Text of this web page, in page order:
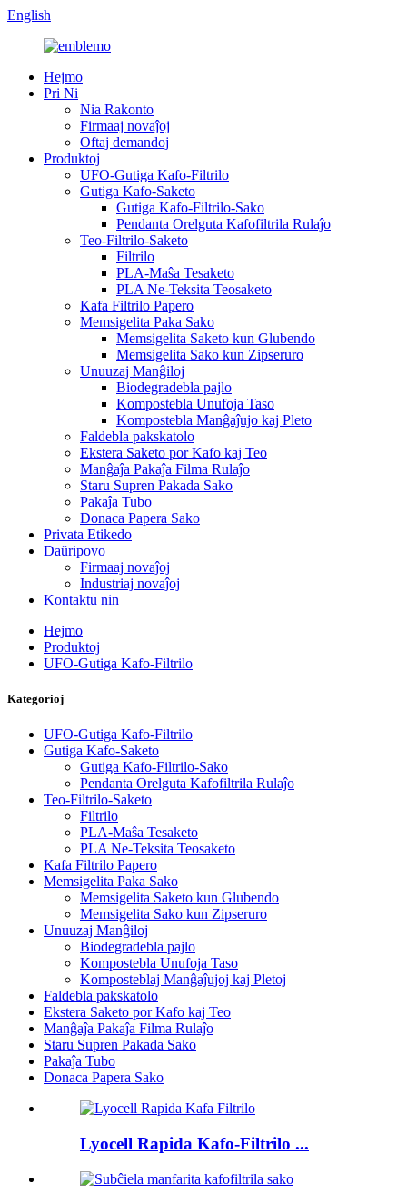
English
Hejmo
Pri Ni
Nia Rakonto
Firmaaj novaĵoj
Oftaj demandoj
Produktoj
UFO-Gutiga Kafo-Filtrilo
Gutiga Kafo-Saketo
Gutiga Kafo-Filtrilo-Sako
Pendanta Orelguta Kafofiltrila Rulaĵo
Teo-Filtrilo-Saketo
Filtrilo
PLA-Maŝa Tesaketo
PLA Ne-Teksita Teosaketo
Kafa Filtrilo Papero
Memsigelita Paka Sako
Memsigelita Saketo kun Glubendo
Memsigelita Sako kun Zipseruro
Unuuzaj Manĝiloj
Biodegradebla pajlo
Kompostebla Unufoja Taso
Kompostebla Manĝaĵujo kaj Pleto
Faldebla pakskatolo
Ekstera Saketo por Kafo kaj Teo
Manĝaĵa Pakaĵa Filma Rulaĵo
Staru Supren Pakada Sako
Pakaĵa Tubo
Donaca Papera Sako
Privata Etikedo
Daŭripovo
Firmaaj novaĵoj
Industriaj novaĵoj
Kontaktu nin
Hejmo
Produktoj
UFO-Gutiga Kafo-Filtrilo
Kategorioj
UFO-Gutiga Kafo-Filtrilo
Gutiga Kafo-Saketo
Gutiga Kafo-Filtrilo-Sako
Pendanta Orelguta Kafofiltrila Rulaĵo
Teo-Filtrilo-Saketo
Filtrilo
PLA-Maŝa Tesaketo
PLA Ne-Teksita Teosaketo
Kafa Filtrilo Papero
Memsigelita Paka Sako
Memsigelita Saketo kun Glubendo
Memsigelita Sako kun Zipseruro
Unuuzaj Manĝiloj
Biodegradebla pajlo
Kompostebla Unufoja Taso
Komposteblaj Manĝaĵujoj kaj Pletoj
Faldebla pakskatolo
Ekstera Saketo por Kafo kaj Teo
Manĝaĵa Pakaĵa Filma Rulaĵo
Staru Supren Pakada Sako
Pakaĵa Tubo
Donaca Papera Sako
Lyocell Rapida Kafo-Filtrilo ...